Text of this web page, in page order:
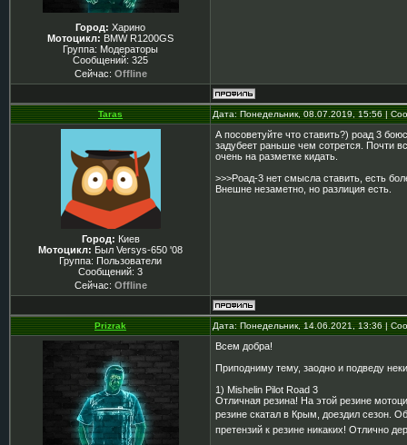
Город: Харино
Мотоцикл: BMW R1200GS
Группа: Модераторы
Сообщений: 325
Сейчас: Offline
Taras Дата: Понедельник, 08.07.2019, 15:56 |
Город: Киев
Мотоцикл: Был Versys-650 '08
Группа: Пользователи
Сообщений: 3
Сейчас: Offline
А посоветуйте что ставить?) роад 3
задубеет раньше чем сотрется. Почти
очень на разметке кидать.
>>>Роад-3 нет смысла ставить, есть
Внешне незаметно, но разлиция есть.
Prizrak Дата: Понедельник, 14.06.2021, 13:36 |
Всем добра!
Приподниму тему, заодно и подведу
1) Mishelin Pilot Road 3
Отличная резина! На этой резине
резине скатал в Крым, доездил сезон.
претензий к резине никаких! Отлично